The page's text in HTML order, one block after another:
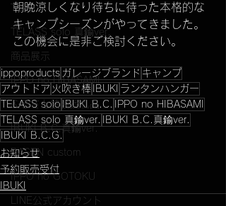
Tシャツ
TELASS solo 真鍮ver.
商品展示
IPPO no HIBASAMI
ふるさと納税返礼品
IBUKI B.C.真鍮ver.
RASEN custom
IPPO no GOTOKU
LINE公式アカウント
朝晩涼しくなり待ちに待った本格的な
キャンプシーズンがやってきました。
この機会に是非ご検討ください。
ippoproducts ガレージブランド キャンプ
アウトドア 火吹き棒 IBUKI ランタンハンガー
TELASS solo IBUKI B.C.
IPPO no HIBASAMI
TELASS solo 真鍮ver.
IBUKI B.C.真鍮ver.
IBUKI B.C.G.
お知らせ
予約販売受付
IBUKI